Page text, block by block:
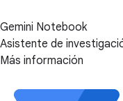
Gemini Notebook
Asistente de
Más información